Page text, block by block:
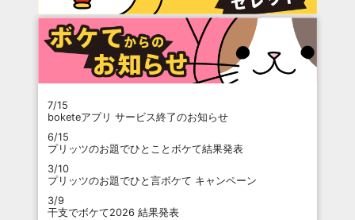
7/15
boketeアプリ サービス終了のお知らせ
6/15
プリッツのお題でひとことボケて結果発表
3/10
プリッツのお題でひと言ボケて キャンペーン
3/9
干支でボケて2026 結果発表